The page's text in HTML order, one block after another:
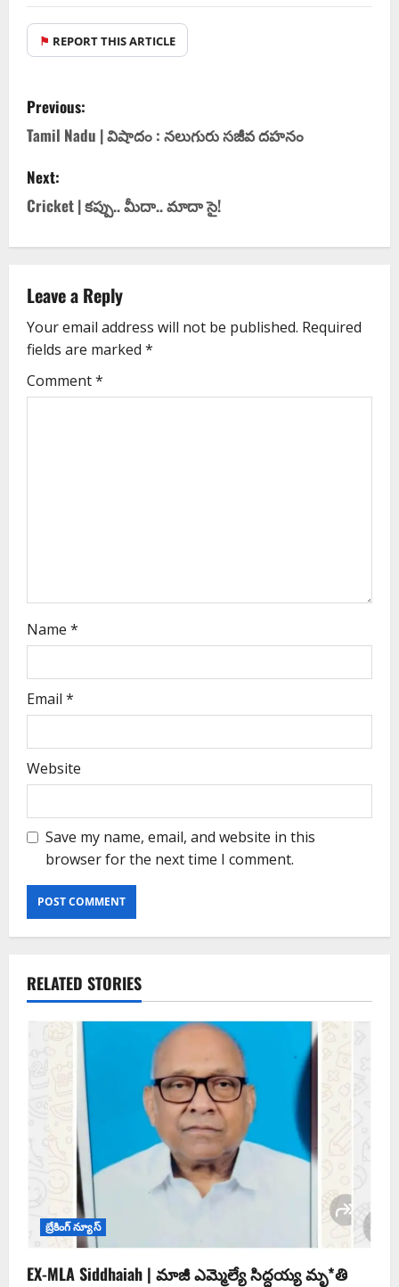
⚑ REPORT THIS ARTICLE
Previous:
Tamil Nadu | విషాదం : న‌లుగురు స‌జీవ ద‌హ‌నం
Next:
Cricket | క‌ప్పు.. మీదా.. మాదా సై!
Leave a Reply
Your email address will not be published. Required
fields are marked *
Comment*
Name *
Email *
Website
Save my name, email, and website in this
browser for the next time I comment.
RELATED STORIES
బ్రేకింగ్ న్యూస్
EX-MLA Siddhaiah | మాజీ ఎమ్మెల్యే సిద్దయ్య మృ*తి